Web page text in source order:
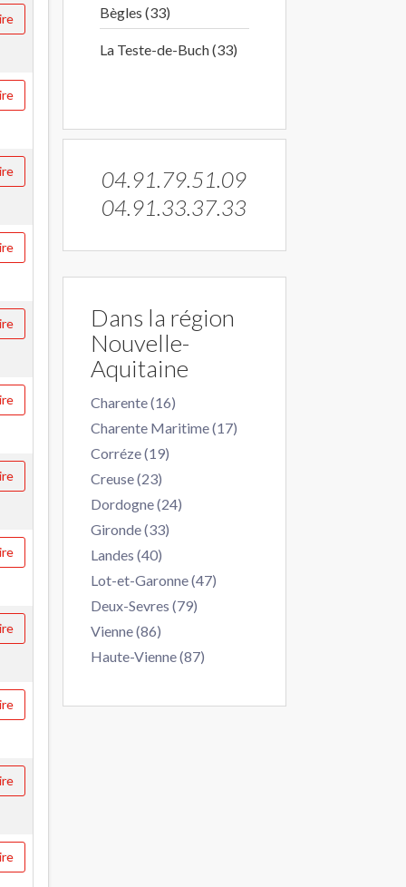
Bègles (33)
La Teste-de-Buch (33)
04.91.79.51.09
04.91.33.37.33
Dans la région
Nouvelle-
Aquitaine
Charente (16)
Charente Maritime (17)
Corréze (19)
Creuse (23)
Dordogne (24)
Gironde (33)
Landes (40)
Lot-et-Garonne (47)
Deux-Sevres (79)
Vienne (86)
Haute-Vienne (87)